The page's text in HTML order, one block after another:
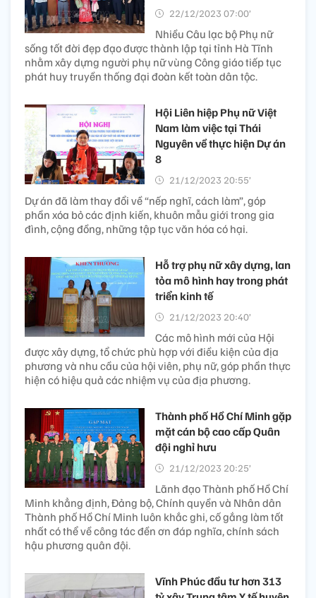
22/12/2023 07:00’
Nhiều Câu lạc bộ Phụ nữ
sống tốt đời đẹp đạo được thành lập tại tỉnh Hà Tĩnh
nhằm xây dựng người phụ nữ vùng Công giáo tiếp tục
phát huy truyền thống đại đoàn kết toàn dân tộc.
Hội Liên hiệp Phụ nữ Việt
Nam làm việc tại Thái
Nguyên về thực hiện Dự án
8
21/12/2023 20:55’
Dự án đã làm thay đổi về “nếp nghĩ, cách làm”, góp
phần xóa bỏ các định kiến, khuôn mẫu giới trong gia
đình, cộng đồng, những tập tục văn hóa có hại.
Hỗ trợ phụ nữ xây dựng, lan
tỏa mô hình hay trong phát
triển kinh tế
21/12/2023 20:40’
Các mô hình mới của Hội
được xây dựng, tổ chức phù hợp với điều kiện của địa
phương và nhu cầu của hội viên, phụ nữ, góp phần thực
hiện có hiệu quả các nhiệm vụ của địa phương.
Thành phố Hồ Chí Minh gặp
mặt cán bộ cao cấp Quân
đội nghỉ hưu
21/12/2023 20:25’
Lãnh đạo Thành phố Hồ Chí
Minh khẳng định, Đảng bộ, Chính quyền và Nhân dân
Thành phố Hồ Chí Minh luôn khắc ghi, cố gắng làm tốt
nhất có thể về công tác đền ơn đáp nghĩa, chính sách
hậu phương quân đội.
Vĩnh Phúc đầu tư hơn 313